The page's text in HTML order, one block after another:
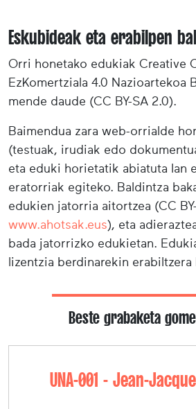
Eskubideak eta erabilpen
Orri honetako edukiak Creative
EzKomertziala 4.0 Nazioartekoa
mende daude (CC BY-SA 2.0).
Baimendua zara web-orrialde
(testuak, irudiak edo
eta eduki horietatik abiatuta lan
eratorriak egiteko. Baldintza
edukien jatorria aitortzea (CC
www.ahotsak.eus), eta
bada jatorrizko edukietan.
lizentzia berdinarekin erabiltzera
Beste grabaketa
UNA-001 - Jean-